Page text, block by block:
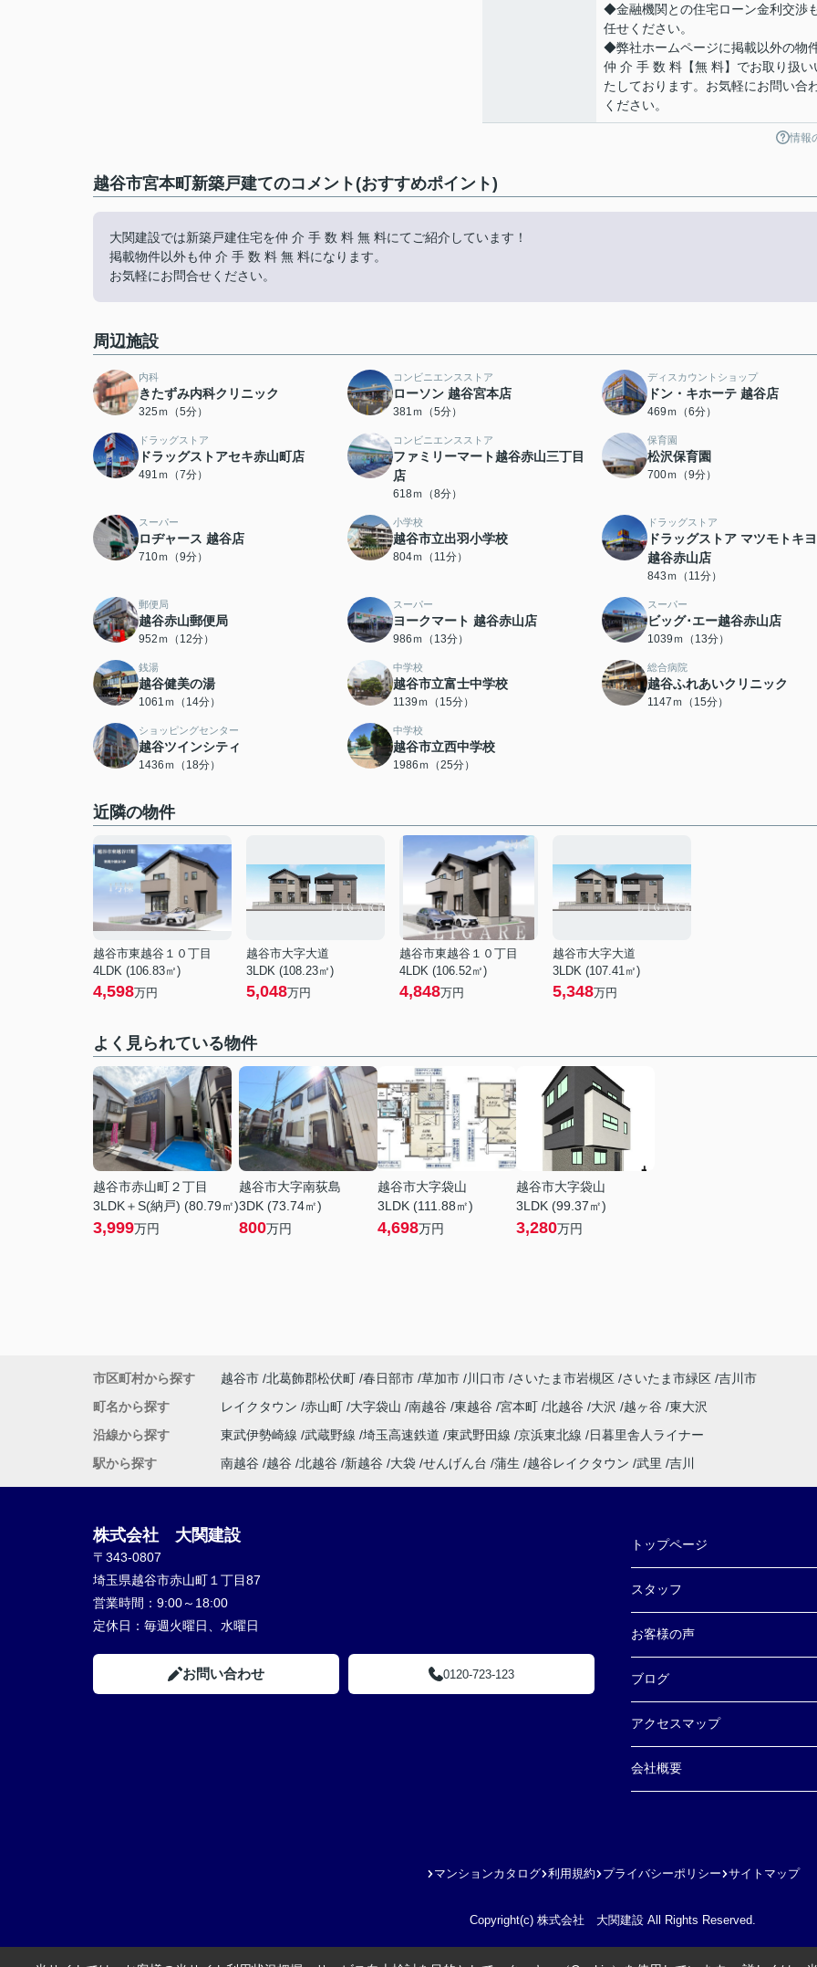
◆金融機関との住宅ローン金利交渉
任せください。
◆弊社ホームページに掲載以外の物
仲 介 手 数 料【無 料】でお取り扱い
たしております。お気軽にお問い合
ください。
情報
越谷市宮本町新築戸建てのコメント(おすすめポイント)
大関建設では新築戸建住宅を仲 介 手 数 料 無 料にてご紹介しています！
掲載物件以外も仲 介 手 数 料 無 料になります。
お気軽にお問合せください。
周辺施設
内科
きたずみ内科クリニック
325ｍ（5分）
コンビニエンスストア
ローソン 越谷宮本店
381ｍ（5分）
ディスカウントショップ
ドン・キホーテ 越谷店
469ｍ（6分）
ドラッグストア
ドラッグストアセキ赤山町店
491ｍ（7分）
コンビニエンスストア
ファミリーマート越谷赤山三丁目
店
618ｍ（8分）
保育園
松沢保育園
700ｍ（9分）
スーパー
ロヂャース 越谷店
710ｍ（9分）
小学校
越谷市立出羽小学校
804ｍ（11分）
ドラッグストア
ドラッグストア マツモトキ
越谷赤山店
843ｍ（11分）
郵便局
越谷赤山郵便局
952ｍ（12分）
スーパー
ヨークマート 越谷赤山店
986ｍ（13分）
スーパー
ビッグ･エー越谷赤山店
1039ｍ（13分）
銭湯
越谷健美の湯
1061ｍ（14分）
中学校
越谷市立富士中学校
1139ｍ（15分）
総合病院
越谷ふれあいクリニック
1147ｍ（15分）
ショッピングセンター
越谷ツインシティ
1436ｍ（18分）
中学校
越谷市立西中学校
1986ｍ（25分）
近隣の物件
越谷市東越谷１０丁目
4LDK (106.83㎡)
4,598万円
越谷市大字大道
3LDK (108.23㎡)
5,048万円
越谷市東越谷１０丁目
4LDK (106.52㎡)
4,848万円
越谷市大字大道
3LDK (107.41㎡)
5,348万円
よく見られている物件
越谷市赤山町２丁目
3LDK＋S(納戸) (80.79㎡)
3,999万円
越谷市大字南荻島
3DK (73.74㎡)
800万円
越谷市大字袋山
3LDK (111.88㎡)
4,698万円
越谷市大字袋山
3LDK (99.37㎡)
3,280万円
市区町村から探す 越谷市 北葛飾郡松伏町 春日部市 草加市 川口市 さいたま市岩槻区 さいたま市緑区 吉川市
町名から探す
レイクタウン 赤山町 大字袋山 南越谷 東越谷 宮本町 北越谷 大沢 越ヶ谷 東大沢
沿線から探す
東武伊勢崎線 武蔵野線 埼玉高速鉄道 東武野田線 京浜東北線
日暮里舎人ライナー
駅から探す
南越谷 越谷 北越谷 新越谷 大袋 せんげん台 蒲生 越谷レイクタウン 武里 吉川
株式会社 大関建設
〒343-0807
埼玉県越谷市赤山町１丁目87
営業時間： 9:00～18:00
定休日： 毎週火曜日、水曜日
お問い合わせ 0120-723-123
トップページ
スタッフ
お客様の声
ブログ
アクセスマップ
会社概要
マンションカタログ 利用規約 プライバシーポリシー サイトマップ
Copyright(c) 株式会社 大関建設 All Rights Reserved.